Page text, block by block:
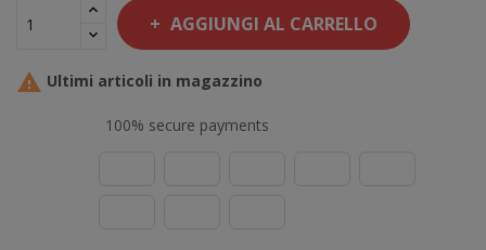
AGGIUNGI AL CARRELLO
 Ultimi articoli in magazzino
100% secure payments